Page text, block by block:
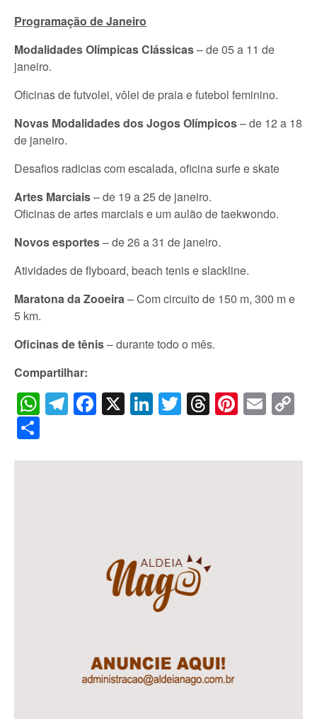
Programação de Janeiro
Modalidades Olímpicas Clássicas– de 05 a 11 de
janeiro.
Oficinas de futvolei, vôlei de praia e futebol feminino.
Novas Modalidades dos Jogos Olímpicos– de 12 a 18
de janeiro.
Desafios radicias com escalada, oficina surfe e skate
Artes Marciais– de 19 a 25 de janeiro.
Oficinas de artes marciais e um aulão de taekwondo.
Novos esportes– de 26 a 31 de janeiro.
Atividades de flyboard, beach tenis e slackline.
Maratona da Zooeira– Com circuito de 150 m, 300 m e
5 km.
Oficinas de tênis– durante todo o mês.
Compartilhar:
WhatsApp
Telegram
Facebook
X LinkedIn
Twitter
Threads